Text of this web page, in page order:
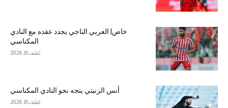
خاص| العربي الناجي يجدد عقده مع النادي
المكناسي
غشت 8, 2026
أنس الزنيتي يتجه نحو النادي المكناسي
غشت 8, 2026